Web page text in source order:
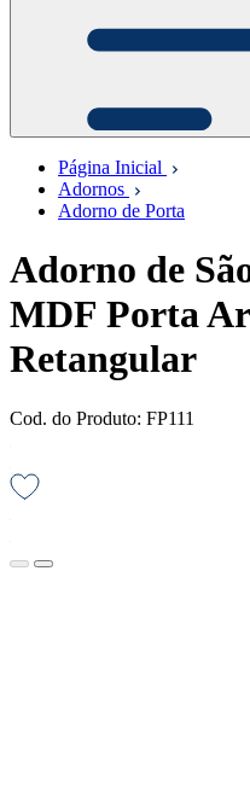
Página Inicial
Adornos
Adorno de Porta
Adorno de
MDF Porta
Retangular
Cod. do Produto: FP111